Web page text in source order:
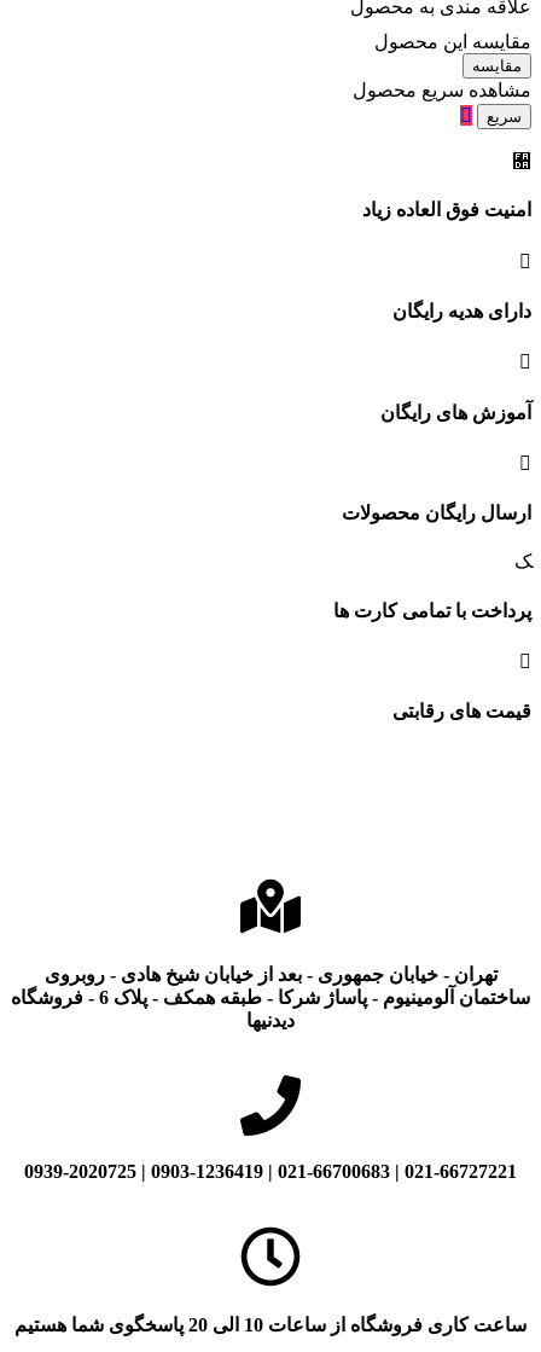
علاقه مندی به محصول
مقایسه این محصول
مقایسه
مشاهده سریع محصول
سریع
امنیت فوق العاده زیاد
دارای هدیه رایگان
آموزش های رایگان
ارسال رایگان محصولات
پرداخت با تمامی کارت ها
قیمت های رقابتی
تهران - خیابان جمهوری - بعد از خیابان شیخ هادی - روبروی
ساختمان آلومینیوم - پاساژ شرکا - طبقه همکف - پلاک 6 - فروشگاه
دیدنیها
021-66727221 | 021-66700683 | 0903-1236419 | 0939-2020725
ساعت کاری فروشگاه از ساعات 10 الی 20 پاسخگوی شما هستیم